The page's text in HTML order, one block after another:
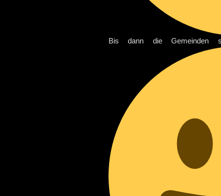
Bis dann die Gemeinden